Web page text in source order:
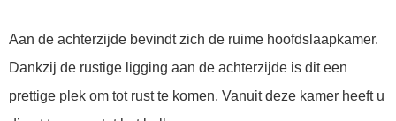
Aan de achterzijde bevindt zich de ruime hoofdslaapkamer.
Dankzij de rustige ligging aan de achterzijde is dit een
prettige plek om tot rust te komen. Vanuit deze kamer heeft u